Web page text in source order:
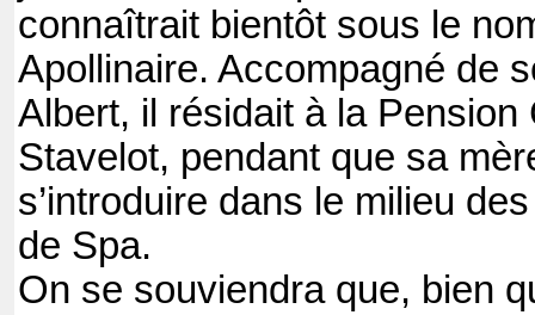
connaîtrait bientôt sous le
Apollinaire. Accompagné de
Albert, il résidait à la Pension
Stavelot, pendant que sa
s’introduire dans le milieu
de Spa.
On se souviendra que, bien